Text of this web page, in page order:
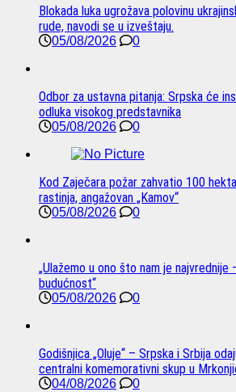
Blokada luka ugrožava polovinu
rude, navodi se u izveštaju.
05/08/2026 0
Odbor za ustavna pitanja: Srpska će
odluka visokog predstavnika
05/08/2026 0
Kod Zaječara požar zahvatio 100
rastinja, angažovan „Kamov“
05/08/2026 0
„Ulažemo u ono što nam je najvrednije
budućnost“
05/08/2026 0
Godišnjica „Oluje“ – Srpska i Srbija
centralni komemorativni skup u
04/08/2026 0